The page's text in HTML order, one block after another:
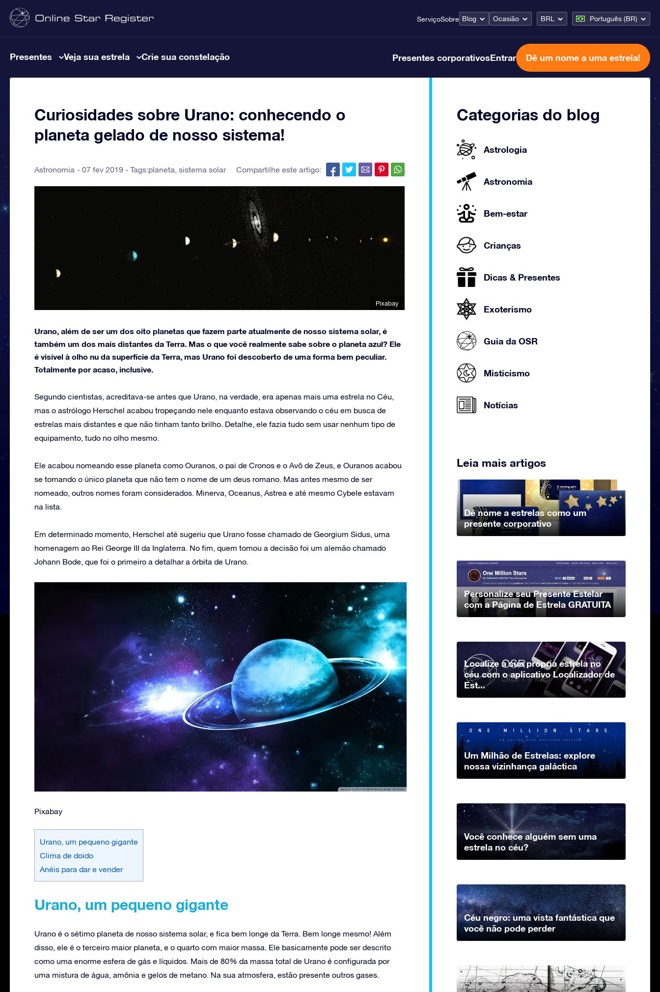
ServiçoSobre Blog Ocasião BRL Português (BR)
Presentes Veja sua estrela Crie sua constelação Presentes corporativosEntrar Dê um nome a uma estrela!
Curiosidades sobre Urano: conhecendo o
planeta gelado de nosso sistema!
Astronomia 07 fev 2019 - Tags:planeta, sistema solar Compartilhe este artigo:
Pixabay
Urano, além de ser um dos oito planetas que fazem parte atualmente de nosso sistema solar, é
também um dos mais distantes da Terra. Mas o que você realmente sabe sobre o planeta azul? Ele
é visível à olho nu da superfície da Terra, mas Urano foi descoberto de uma forma bem peculiar.
Totalmente por acaso, inclusive.
Segundo cientistas, acreditava-se antes que Urano, na verdade, era apenas mais uma estrela no Céu,
mas o astrólogo Herschel acabou tropeçando nele enquanto estava observando o céu em busca de
estrelas mais distantes e que não tinham tanto brilho. Detalhe, ele fazia tudo sem usar nenhum tipo de
equipamento, tudo no olho mesmo.
Ele acabou nomeando esse planeta como Ouranos, o pai de Cronos e o Avô de Zeus, e Ouranos acabou
se tornando o único planeta que não tem o nome de um deus romano. Mas antes mesmo de ser
nomeado, outros nomes foram considerados. Minerva, Oceanus, Astrea e até mesmo Cybele estavam
na lista.
Em determinado momento, Herschel até sugeriu que Urano fosse chamado de Georgium Sidus, uma
homenagem ao Rei George III da Inglaterra. No fim, quem tomou a decisão foi um alemão chamado
Johann Bode, que foi o primeiro a detalhar a órbita de Urano.
Pixabay
Urano, um pequeno gigante
Clima de doido
Anéis para dar e vender
Urano, um pequeno gigante
Urano é o sétimo planeta de nosso sistema solar, e fica bem longe da Terra. Bem longe mesmo! Além
disso, ele é o terceiro maior planeta, e o quarto com maior massa. Ele basicamente pode ser descrito
como uma enorme esfera de gás e líquidos. Mais de 80% da massa total de Urano é configurada por
uma mistura de água, amônia e gelos de metano. Na sua atmosfera, estão presente outros gases.
Categorias do blog
Astrologia
Astronomia
Bem-estar
Crianças
Dicas & Presentes
Exoterismo
Guia da OSR
Misticismo
Notícias
Leia mais artigos
Dê nome a estrelas como um
presente corporativo
Personalize seu Presente Estelar
com a Página de Estrela GRATUITA
Localize a sua própria estrela no
céu com o aplicativo Localizador de
Est...
Um Milhão de Estrelas: explore
nossa vizinhança galáctica
Você conhece alguém sem uma
estrela no céu?
Céu negro: uma vista fantástica que
você não pode perder